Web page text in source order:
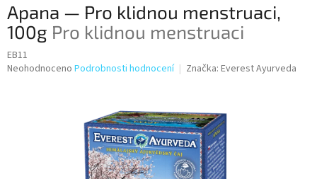
Apana — Pro klidnou menstruaci,
100g Pro klidnou menstruaci
EB11
Průměrné
Neohodnoceno Podrobnosti hodnocení Značka: Everest Ayurveda